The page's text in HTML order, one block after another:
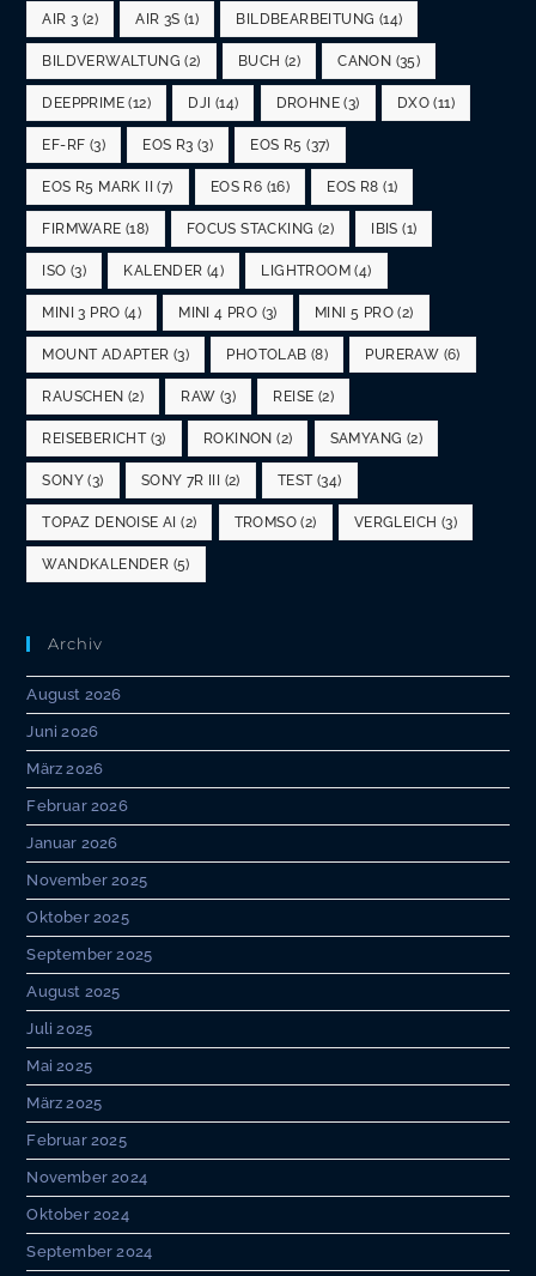
AIR 3 (2) AIR 3S (1) BILDBEARBEITUNG (14)
BILDVERWALTUNG (2) BUCH (2) CANON (35)
DEEPPRIME (12) DJI (14) DROHNE (3) DXO (11)
EF-RF (3) EOS R3 (3) EOS R5 (37)
EOS R5 MARK II (7) EOS R6 (16) EOS R8 (1)
FIRMWARE (18) FOCUS STACKING (2) IBIS (1)
ISO (3) KALENDER (4) LIGHTROOM (4)
MINI 3 PRO (4) MINI 4 PRO (3) MINI 5 PRO (2)
MOUNT ADAPTER (3) PHOTOLAB (8) PURERAW (6)
RAUSCHEN (2) RAW (3) REISE (2)
REISEBERICHT(3) ROKINON (2) SAMYANG (2)
SONY (3) SONY 7R III (2) TEST(34)
TOPAZ DENOISE AI (2) TROMSO (2) VERGLEICH (3)
WANDKALENDER (5)
Archiv
August 2026
Juni 2026
März 2026
Februar 2026
Januar 2026
November 2025
Oktober 2025
September 2025
August 2025
Juli 2025
Mai 2025
März 2025
Februar 2025
November 2024
Oktober 2024
September 2024